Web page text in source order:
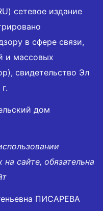
сетевое издание
в сфере связи,
и массовых
свидетельство Эл
дом
сайте, обязательна
ПИСАРЕВА